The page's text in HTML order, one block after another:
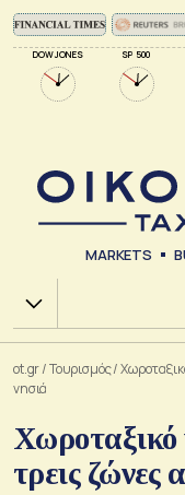
DOW JONES SP 500
MARKETS
Χ.Α.
ot.gr/Τουρισμός/
νησιά
Χωροταξικό
τρεις ζώνες